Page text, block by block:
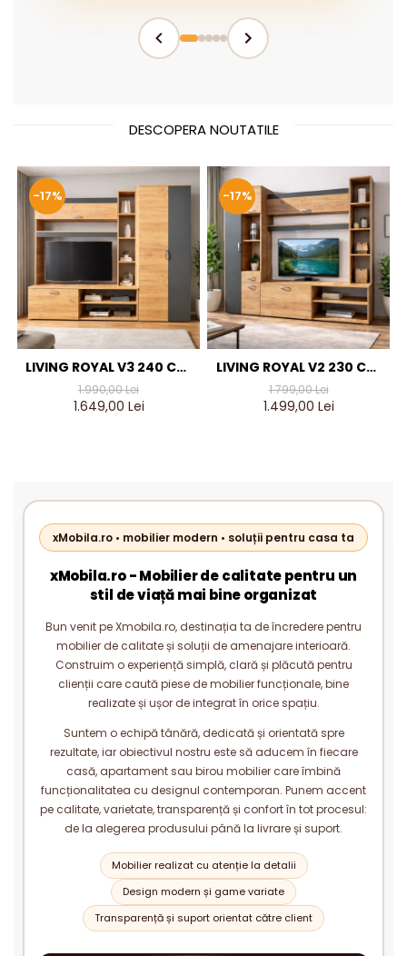
DESCOPERA NOUTATILE
-17%
LIVING ROYAL V3 240 CM,
STEJAR AURIU & GRI
ANTRACIT – MOBILIER
1.990,00 Lei
1.649,00 Lei
-17%
LIVING ROYAL V2 230 CM,
STEJAR AURIU & GRI
ANTRACIT – MOBILIER
1.799,00 Lei
1.499,00 Lei
xMobila.ro • mobilier modern • soluții pentru casa ta
xMobila.ro - Mobilier de calitate pentru un
stil de viață mai bine organizat
Bun venit pe Xmobila.ro, destinația ta de încredere pentru
mobilier de calitate și soluții de amenajare interioară.
Construim o experiență simplă, clară și plăcută pentru
clienții care caută piese de mobilier funcționale, bine
realizate și ușor de integrat în orice spațiu.
Suntem o echipă tânără, dedicată și orientată spre
rezultate, iar obiectivul nostru este să aducem în fiecare
casă, apartament sau birou mobilier care îmbină
funcționalitatea cu designul contemporan. Punem accent
pe calitate, varietate, transparență și confort în tot procesul:
de la alegerea produsului până la livrare și suport.
Mobilier realizat cu atenție la detalii
Design modern și game variate
Transparență și suport orientat către client